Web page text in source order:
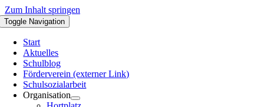
Zum Inhalt springen
Toggle Navigation
Start
Aktuelles
Schulblog
Förderverein (externer Link)
Schulsozialarbeit
Organisation